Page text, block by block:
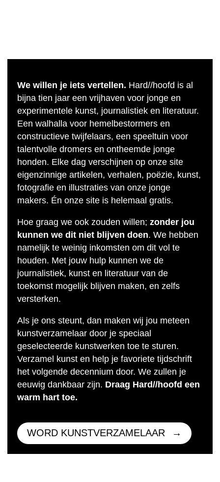
We willen je iets vertellen. Hard//hoofd is al
bijna tien jaar een vrijhaven voor jonge en
experimentele kunst, journalistiek en literatuur.
Een walhalla voor hemelbestormers en
constructieve twijfelaars, een speeltuin voor
talentvolle dromers en ontheemde jonge
honden. Elke dag verschijnen op onze site
eigenzinnige artikelen, verhalen, poëzie, kunst,
fotografie en illustraties van onze jonge
makers. Én onze site is helemaal gratis.
Hoe graag we ook zouden willen; zonder jou
kunnen we dit niet blijven doen. We hebben
namelijk te weinig inkomsten om dit vol te
houden. Met jouw hulp kunnen we de
journalistiek, kunst en literatuur van de
toekomst mogelijk blijven maken, en zelfs
versterken.
Als je ons steunt, dan maken wij jou meteen
kunstverzamelaar door je speciaal
geselecteerde kunstwerken toe te sturen.
Verzamel kunst en help je favoriete tijdschrift
het volgende decennium door. We zullen je
eeuwig dankbaar zijn. Draag Hard//hoofd een
warm hart toe.
WORD KUNSTVERZAMELAAR